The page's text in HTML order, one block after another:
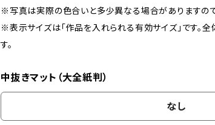
※写真は実際の色合いと多少異なる場合がありますので
※表示サイズは「作品を入れられる有効サイズ」です。
す。
中抜きマット（大全紙判）
なし